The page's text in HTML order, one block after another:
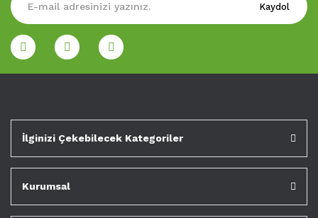
Kaydol
İlginizi Çekebilecek Kategoriler
Kurumsal